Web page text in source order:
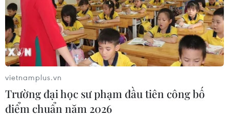
thời tạo tâm lý không tốt cho người học.
vietnamplus.vn
Trường đại học sư phạm đầu tiên công bố
điểm chuẩn năm 2026